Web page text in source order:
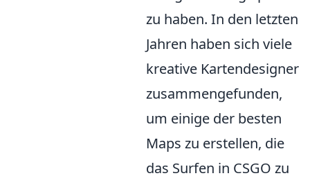
zu haben. In den letzten
Jahren haben sich viele
kreative Kartendesigner
zusammengefunden,
um einige der besten
Maps zu erstellen, die
das Surfen in CSGO zu